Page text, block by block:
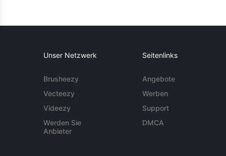
Unser Netzwerk
Brusheezy
Vecteezy
Videezy
Werden Sie
Anbieter
Seitenlinks
Angebote
Werben
Support
DMCA